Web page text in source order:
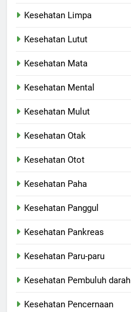
Kesehatan Limpa
Kesehatan Lutut
Kesehatan Mata
Kesehatan Mental
Kesehatan Mulut
Kesehatan Otak
Kesehatan Otot
Kesehatan Paha
Kesehatan Panggul
Kesehatan Pankreas
Kesehatan Paru-paru
Kesehatan Pembuluh darah
Kesehatan Pencernaan